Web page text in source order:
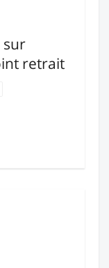
sur
retrait